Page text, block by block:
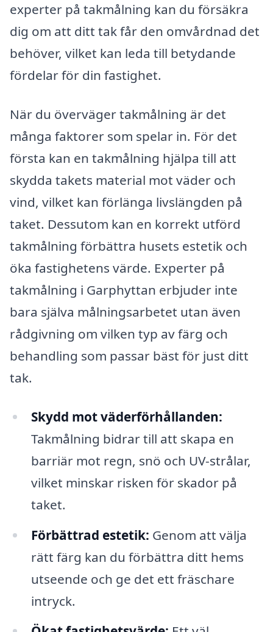
experter på takmålning kan du försäkra
dig om att ditt tak får den omvårdnad det
behöver, vilket kan leda till betydande
fördelar för din fastighet.
När du överväger takmålning är det
många faktorer som spelar in. För det
första kan en takmålning hjälpa till att
skydda takets material mot väder och
vind, vilket kan förlänga livslängden på
taket. Dessutom kan en korrekt utförd
takmålning förbättra husets estetik och
öka fastighetens värde. Experter på
takmålning i Garphyttan erbjuder inte
bara själva målningsarbetet utan även
rådgivning om vilken typ av färg och
behandling som passar bäst för just ditt
tak.
Skydd mot väderförhållanden:
Takmålning bidrar till att skapa en
barriär mot regn, snö och UV-strålar,
vilket minskar risken för skador på
taket.
Förbättrad estetik: Genom att välja
rätt färg kan du förbättra ditt hems
utseende och ge det ett fräschare
intryck.